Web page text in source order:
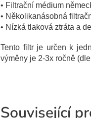
Související
• Filtrační médium
• Několikanásobná
• Nízká tlaková ztráta a
Tento filtr je určen k
výměny je 2-3x ročně